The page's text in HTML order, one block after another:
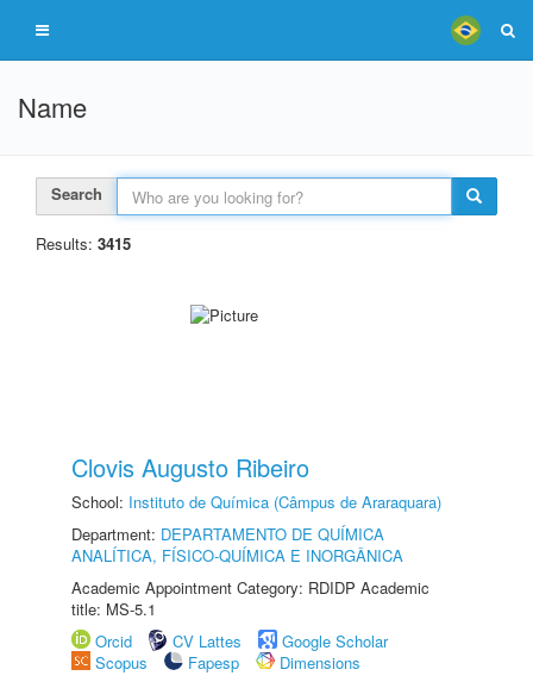
Name
Search
Results: 3415
Clovis Augusto Ribeiro
School: Instituto de Química (Câmpus de Araraquara)
Department: DEPARTAMENTO DE QUÍMICA
ANALÍTICA, FÍSICO-QUÍMICA E INORGÂNICA
Academic Appointment Category: RDIDP Academic
title: MS-5.1
Orcid
CV Lattes
Google Scholar
Scopus
Fapesp
Dimensions